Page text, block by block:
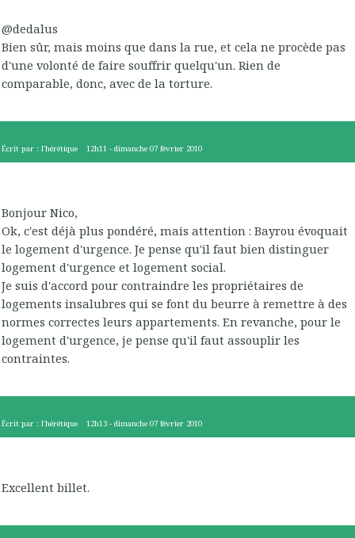
@dedalus
Bien sûr, mais moins que dans la rue, et cela ne procède pas
d'une volonté de faire souffrir quelqu'un. Rien de
comparable, donc, avec de la torture.
Écrit par : l'hérétique 12h11 -dimanche 07 février 2010
Bonjour Nico,
Ok, c'est déjà plus pondéré, mais attention : Bayrou évoquait
le logement d'urgence. Je pense qu'il faut bien distinguer
logement d'urgence et logement social.
Je suis d'accord pour contraindre les propriétaires de
logements insalubres qui se font du beurre à remettre à des
normes correctes leurs appartements. En revanche, pour le
logement d'urgence, je pense qu'il faut assouplir les
contraintes.
Écrit par : l'hérétique 12h13 -dimanche 07 février 2010
Excellent billet.